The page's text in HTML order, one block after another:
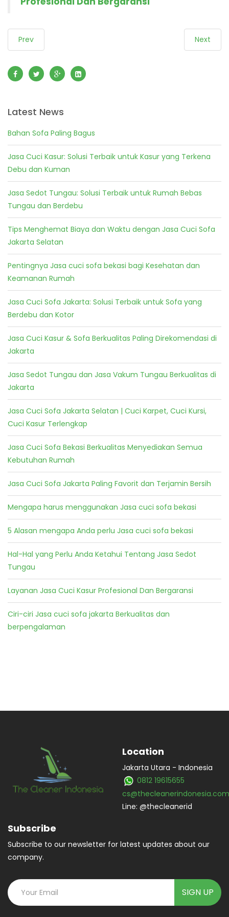
Prev Next
Latest News
Bahan Sofa Paling Bagus
Jasa Cuci Kasur: Solusi Terbaik untuk Kasur yang Terkena
Debu dan Kuman
Jasa Sedot Tungau: Solusi Terbaik untuk Rumah Bebas
Tungau dan Berdebu
Tips Menghemat Biaya dan Waktu dengan Jasa Cuci Sofa
Jakarta Selatan
Pentingnya Jasa cuci sofa bekasi bagi Kesehatan dan
Keamanan Rumah
Jasa Cuci Sofa Jakarta: Solusi Terbaik untuk Sofa yang
Berdebu dan Kotor
Jasa Cuci Kasur & Sofa Berkualitas Paling Direkomendasi di
Jakarta
Jasa Sedot Tungau dan Jasa Vakum Tungau Berkualitas di
Jakarta
Jasa Cuci Sofa Jakarta Selatan | Cuci Karpet, Cuci Kursi,
Cuci Kasur Terlengkap
Jasa Cuci Sofa Bekasi Berkualitas Menyediakan Semua
Kebutuhan Rumah
Jasa Cuci Sofa Jakarta Paling Favorit dan Terjamin Bersih
Mengapa harus menggunakan Jasa cuci sofa bekasi
5 Alasan mengapa Anda perlu Jasa cuci sofa bekasi
Hal-Hal yang Perlu Anda Ketahui Tentang Jasa Sedot
Tungau
Layanan Jasa Cuci Kasur Profesional Dan Bergaransi
Ciri-ciri Jasa cuci sofa jakarta Berkualitas dan
berpengalaman
Location
Jakarta Utara - Indonesia
0812 19615655
cs@thecleanerindonesia.com
Line: @thecleanerid
Subscribe
Subscribe to our newsletter for latest updates about our
company.
SIGN UP